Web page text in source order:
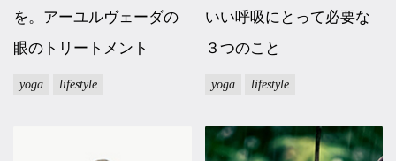
プライバシーポリシー
を。アーユルヴェーダの
眼のトリートメント
yoga lifestyle
いい呼吸にとって必要な
３つのこと
yoga lifestyle